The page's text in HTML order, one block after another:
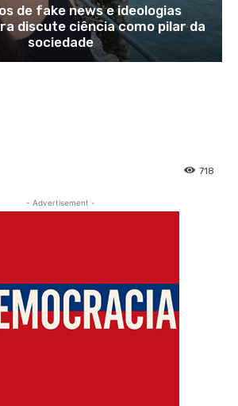
de fake news e ideologias
discute ciência como pilar da
sociedade
718
- Advertisement -